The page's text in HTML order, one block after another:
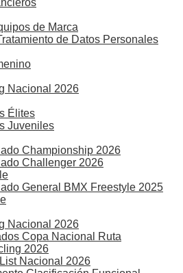
de Marca
de Datos Personales
Nacional 2026
Élites
Juveniles
Championship 2026
Challenger 2026
General BMX Freestyle 2025
Nacional 2026
Copa Nacional Ruta
2026
Nacional 2026